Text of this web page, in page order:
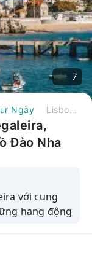
7
Ngày Lisboa: Sintra, Quinta da Regaleira, Cabo da Roca e Cascais｜Bồ Đào Nha
Đào Nha
với cung
hang động